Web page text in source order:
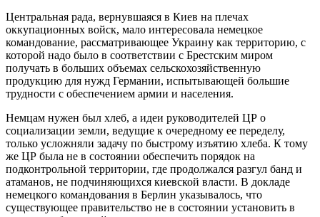
Центральная рада, вернувшаяся в Киев на плечах
оккупационных войск, мало интересовала немецкое
командование, рассматривающее Украину как территорию, с
которой надо было в соответствии с Брестским миром
получать в больших объемах сельскохозяйственную
продукцию для нужд Германии, испытывающей большие
трудности с обеспечением армии и населения.
Немцам нужен был хлеб, а идеи руководителей ЦР о
социализации земли, ведущие к очередному ее переделу,
только усложняли задачу по быстрому изъятию хлеба. К тому
же ЦР была не в состоянии обеспечить порядок на
подконтрольной территории, где продолжался разгул банд и
атаманов, не подчиняющихся киевской власти. В докладе
немецкого командования в Берлин указывалось, что
существующее правительство не в состоянии установить в